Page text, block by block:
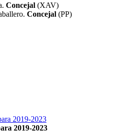
Concejal (XAV)
Concejal (PP)
2019-2023